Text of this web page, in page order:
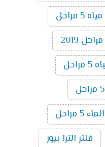
مراحل
مراحل
فلتر الترا بيور